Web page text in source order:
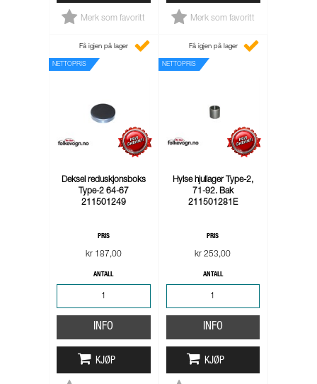
Merk som favoritt Merk som favoritt
NETTOPRIS
Få igjen på lager
Deksel reduskjonsboks
Type-2 64-67
211501249
PRIS
kr 187,00
ANTALL
INFO
KJØP
NETTOPRIS
Få igjen på lager
Hylse hjullager Type-2,
71-92. Bak
211501281E
PRIS
kr 253,00
ANTALL
INFO
KJØP